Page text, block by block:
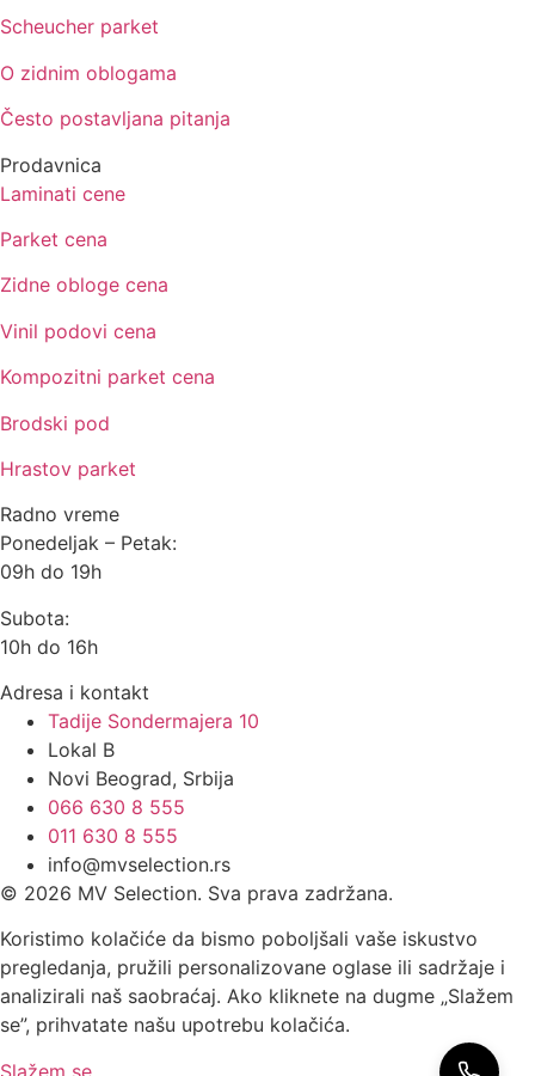
Scheucher parket
O zidnim oblogama
Često postavljana pitanja
Prodavnica
Laminati cene
Parket cena
Zidne obloge cena
Vinil podovi cena
Kompozitni parket cena
Brodski pod
Hrastov parket
Radno vreme
Ponedeljak – Petak:
09h do 19h
Subota:
10h do 16h
Adresa i kontakt
Tadije Sondermajera 10
Lokal B
Novi Beograd, Srbija
066 630 8 555
011 630 8 555
info@mvselection.rs
© 2026 MV Selection. Sva prava zadržana.
Koristimo kolačiće da bismo poboljšali vaše iskustvo
pregledanja, pružili personalizovane oglase ili sadržaje i
analizirali naš saobraćaj. Ako kliknete na dugme „Slažem
se”, prihvatate našu upotrebu kolačića.
Slažem se